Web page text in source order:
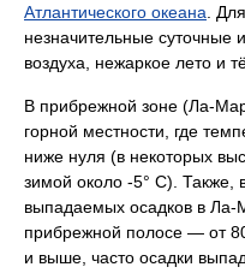
Атлантического океана .
незначительные суточные
воздуха, нежаркое лето и
В прибрежной зоне (Ла-
горной местности, где
ниже нуля (в некоторых
зимой около -5° С). Также,
выпадаемых осадков в Ла-
прибрежной полосе — от
и выше, часто осадки